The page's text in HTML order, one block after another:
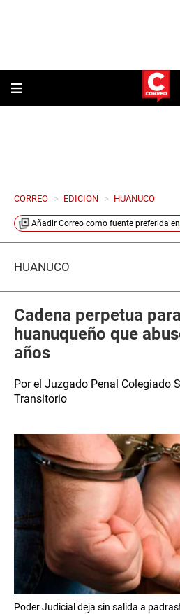
CORREO > EDICION > HUANUCO
Añadir Correo como fuente preferida en
HUÁNUCO
Cadena perpetua
huanuqueño que
años
Por el Juzgado Penal Colegiado
Transitorio
Poder Judicial deja sin salida a